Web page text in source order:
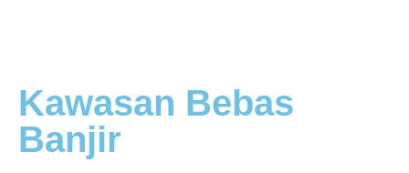
Kawasan Bebas
Banjir